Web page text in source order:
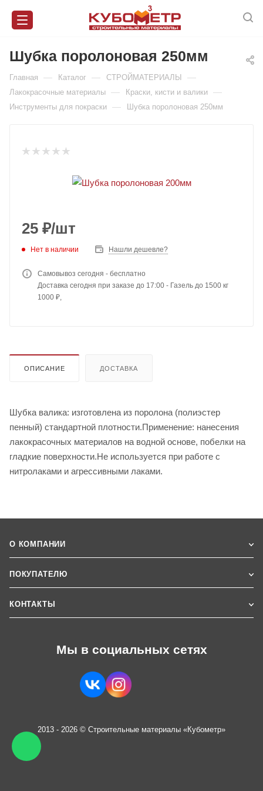
Шубка поролоновая 250мм
Главная — Каталог — СТРОЙМАТЕРИАЛЫ —
Лакокрасочные материалы — Краски, кисти и валики —
Инструменты для покраски — Шубка поролоновая 250мм
25 ₽/шт
Нет в наличии Нашли дешевле?
Самовывоз сегодня - бесплатно
Доставка сегодня при заказе до 17:00 - Газель до 1500 кг
1000 ₽,
ОПИСАНИЕ ДОСТАВКА
Шубка валика: изготовлена из поролона (полиэстер
пенный) стандартной плотности.Применение: нанесения
лакокрасочных материалов на водной основе, побелки на
гладкие поверхности.Не используется при работе с
нитролаками и агрессивными лаками.
О КОМПАНИИ
ПОКУПАТЕЛЮ
КОНТАКТЫ
Мы в социальных сетях
2013 - 2026 © Строительные материалы «Кубометр»